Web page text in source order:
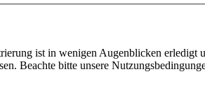
ist in wenigen Augenblicken
Beachte bitte unsere